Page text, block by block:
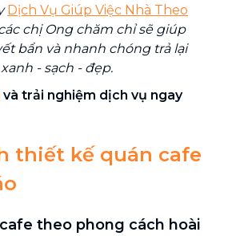
Dịch Vụ Giúp Việc Nhà Theo
chị Ong chăm chỉ sẽ giúp
bẩn và nhanh chóng trả lại
- sạch - đẹp.
và trải nghiệm dịch vụ ngay
thiết kế quán cafe
theo phong cách hoài